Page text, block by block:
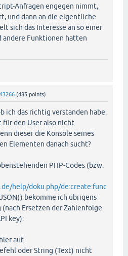
Anfragen engegen nimmt,
und dann an die eigentliche
sich das Interesse an so einer
andere Funktionen hatten
(485 points)
ich das richtig verstanden habe.
für den User also nicht
dieser die Konsole seines
Elementen danach sucht?
PHP-Codes (bzw.
help/doku.php/de:create:func
bekomme ich übrigens
Ersetzen der Zahlenfolge
key):
auf.
oder String (Text) nicht